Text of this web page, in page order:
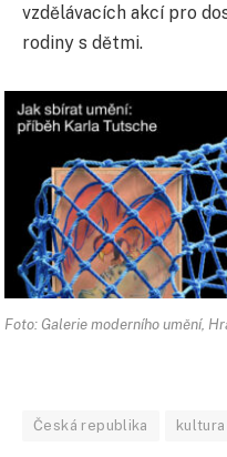
vzdělávacích akcí pro
rodiny s dětmi.
Foto: Galerie moderního umění,
Česká republika kultura